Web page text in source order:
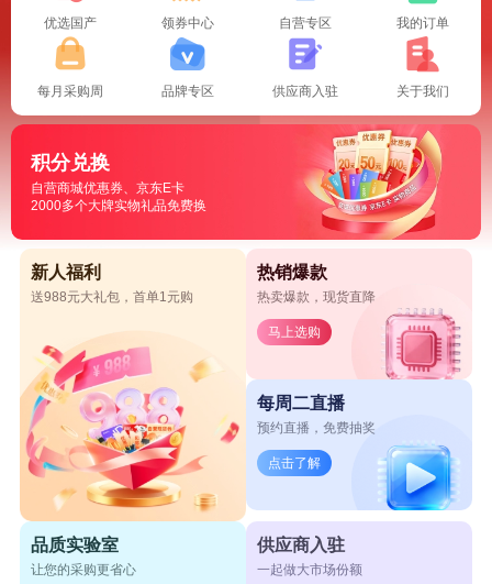
优选国产 领券中心 自营专区 我的订单
每月采购周 品牌专区 供应商入驻 关于我们
积分兑换
自营商城优惠券、京东E卡
2000多个大牌实物礼品免费换
新人福利
送988元大礼包，首单1元购
热销爆款
热卖爆款，现货直降
马上选购
每周二直播
预约直播，免费抽奖
点击了解
品质实验室
让您的采购更省心
供应商入驻
一起做大市场份额